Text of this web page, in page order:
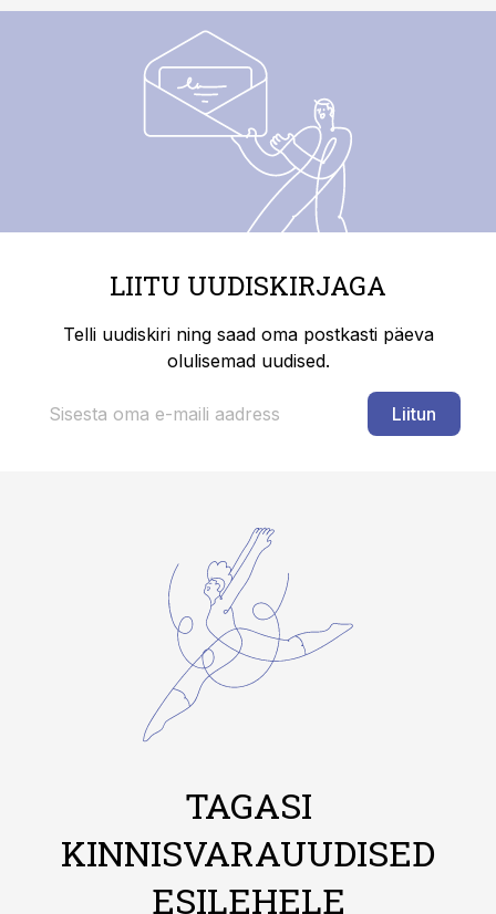
LIITU UUDISKIRJAGA
Telli uudiskiri ning saad oma postkasti päeva
olulisemad uudised.
Liitun
TAGASI
KINNISVARAUUDISED
ESILEHELE